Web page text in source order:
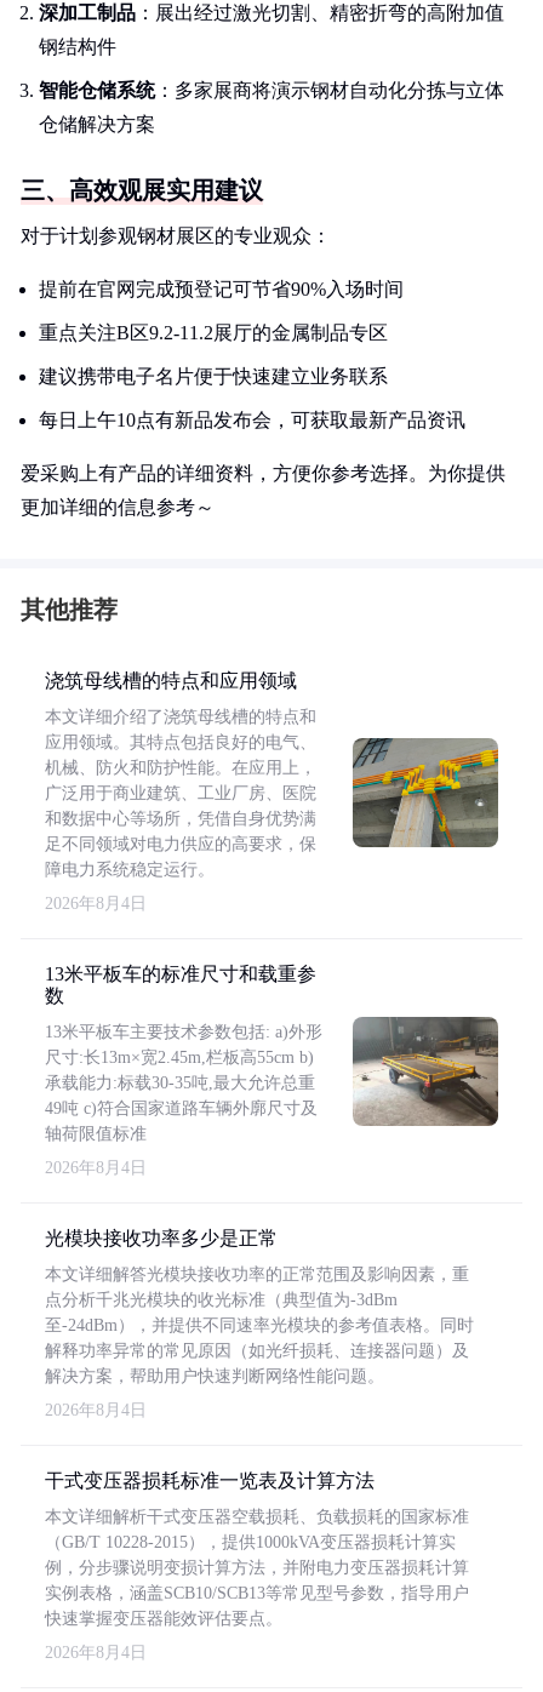
深加工制品 ：展出经过激光切割、精密折弯的高附加值
钢结构件
智能仓储系统：多家展商将演示钢材自动化分拣与立体
仓储解决方案
三、高效观展实用建议
对于计划参观钢材展区的专业观众：
提前在官网完成预登记可节省90%入场时间
重点关注B区9.2-11.2展厅的金属制品专区
建议携带电子名片便于快速建立业务联系
每日上午10点有新品发布会，可获取最新产品资讯
爱采购上有产品的详细资料，方便你参考选择。为你提供
更加详细的信息参考～
其他推荐
浇筑母线槽的特点和应用领域
本文详细介绍了浇筑母线槽的特点和
应用领域。其特点包括良好的电气、
机械、防火和防护性能。在应用上，
广泛用于商业建筑、工业厂房、医院
和数据中心等场所，凭借自身优势满
足不同领域对电力供应的高要求，保
障电力系统稳定运行。
2026年8月4日
13米平板车的标准尺寸和载重参
数
13米平板车主要技术参数包括: a)外形
尺寸:长13m×宽2.45m,栏板高55cm b)
承载能力:标载30-35吨,最大允许总重
49吨 c)符合国家道路车辆外廓尺寸及
轴荷限值标准
2026年8月4日
光模块接收功率多少是正常
本文详细解答光模块接收功率的正常范围及影响因素，重
点分析千兆光模块的收光标准（典型值为-3dBm
至-24dBm），并提供不同速率光模块的参考值表格。同时
解释功率异常的常见原因（如光纤损耗、连接器问题）及
解决方案，帮助用户快速判断网络性能问题。
2026年8月4日
干式变压器损耗标准一览表及计算方法
本文详细解析干式变压器空载损耗、负载损耗的国家标准
（GB/T 10228-2015），提供1000kVA变压器损耗计算实
例，分步骤说明变损计算方法，并附电力变压器损耗计算
实例表格，涵盖SCB10/SCB13等常见型号参数，指导用户
快速掌握变压器能效评估要点。
2026年8月4日